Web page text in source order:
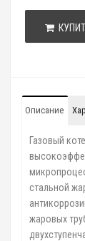
Описание
Газовый
стальной
жаровых